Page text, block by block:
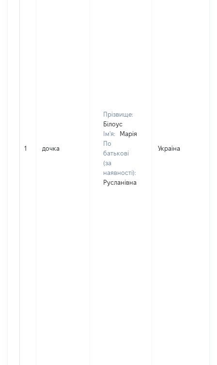
1 дочка
Прізвище:
Білоус
Ім'я:
Марія
По
батькові
(за
наявності):
Русланівна
Україна